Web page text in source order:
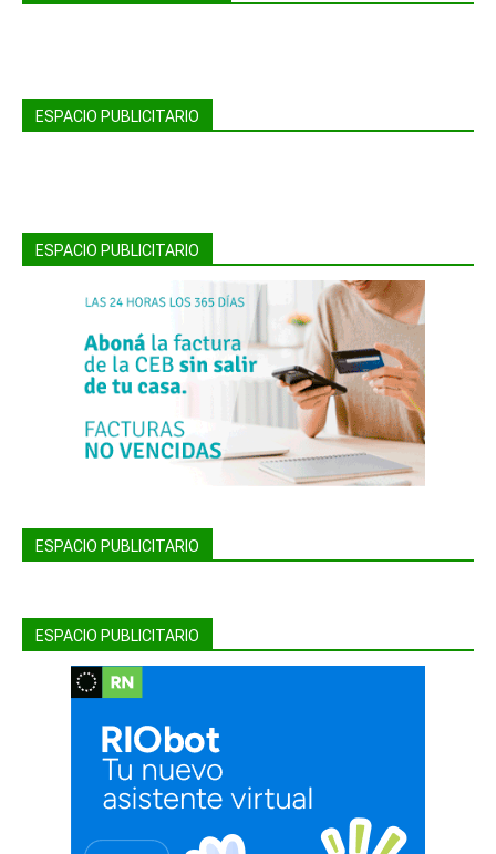
ESPACIO PUBLICITARIO
ESPACIO PUBLICITARIO
ESPACIO PUBLICITARIO
ESPACIO PUBLICITARIO